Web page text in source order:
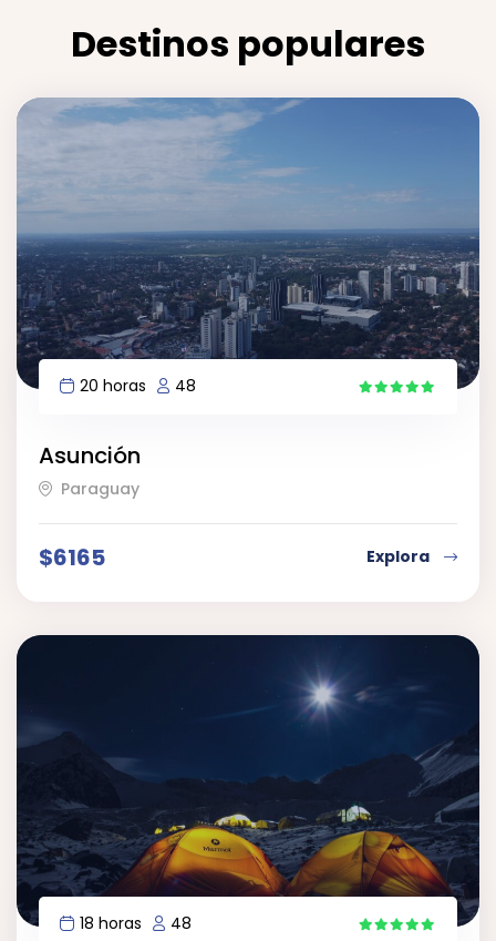
Destinos populares
20 horas
48
Asunción
Paraguay
$6165 Explora
18 horas
48